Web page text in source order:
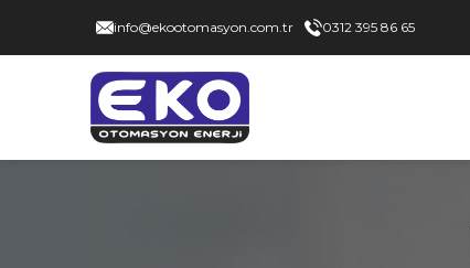
info@ekootomasyon.com.tr 0312 395 86 65